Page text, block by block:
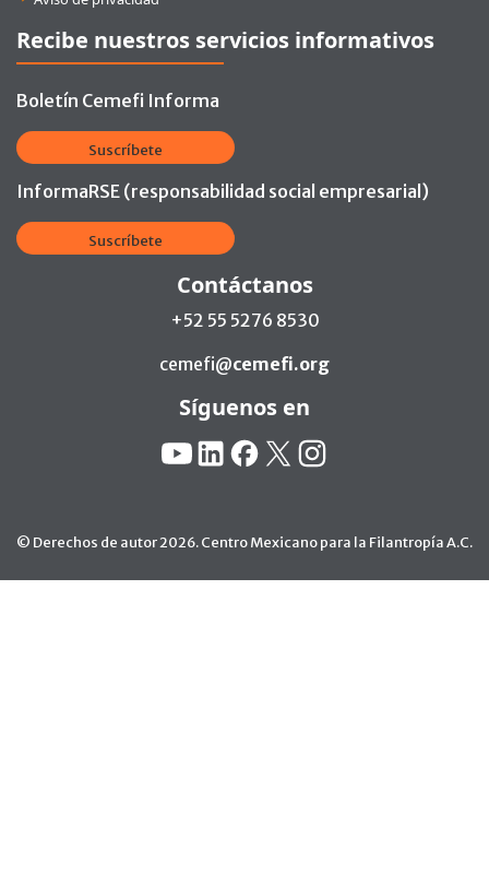
Recibe nuestros servicios informativos
Boletín Cemefi Informa
Suscríbete
InformaRSE (responsabilidad social empresarial)
Suscríbete
Contáctanos
+52 55 5276 8530
cemefi@cemefi.org
Síguenos en
YouTube
LinkedinFacebook
X Instagram
© Derechos de autor 2026. Centro Mexicano para la Filantropía A.C.